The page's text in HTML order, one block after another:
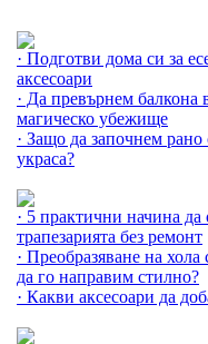
· Подготви дома си за
аксесоари
· Да превърнем балкона
магическо убежище
· Защо да започнем рано
украса?
· 5 практични начина да
трапезарията без ремонт
· Преобразяване на
да го направим стилно?
· Какви аксесоари да